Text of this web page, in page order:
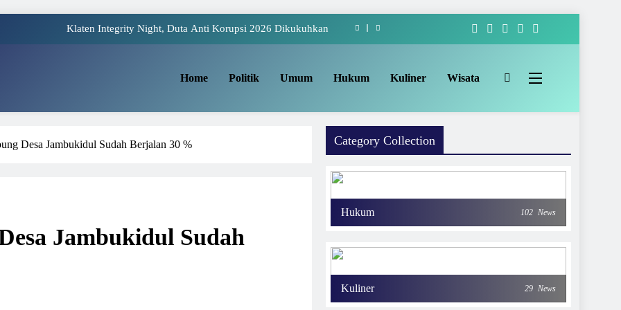
Klaten Integrity Night, Duta Anti Korupsi 2026 Dikukuhkan
Yaqowiyu, Menko Perekonomian Ikut Sebar Ribuan Apem
Klaten Integrity Night, Duta Anti Korupsi 2026 Dikukuhkan
Home Politik Umum Hukum Kuliner Wisata
Desa Jambukidul Sudah Berjalan 30 %
Jambukidul Sudah
Category Collection
Hukum 102 News
Kuliner 29 News